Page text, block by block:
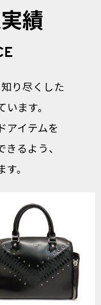
績
り尽くした
ます。
アイテムを
るよう、
。